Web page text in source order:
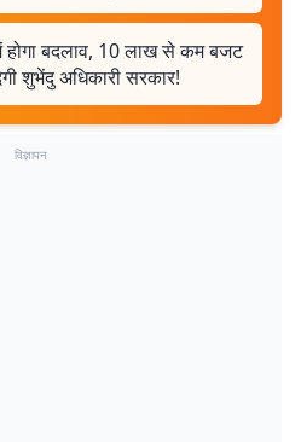
में होगा बदलाव, 10 लाख से कम बजट
शुभेंदु अधिकारी सरकार!
विज्ञापन